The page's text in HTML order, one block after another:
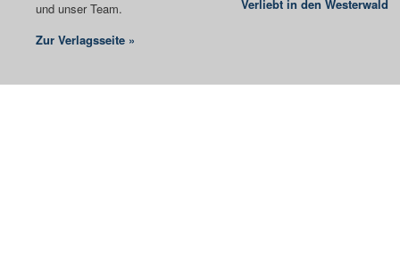
und unser Team.
Zur Verlagsseite »
Verliebt in den Westerwald